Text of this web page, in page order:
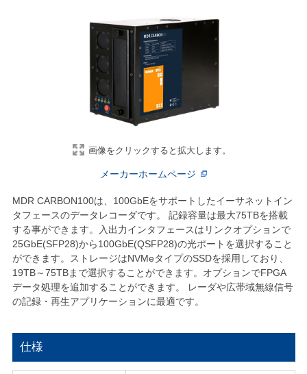
画像をクリックすると拡大します。
メーカーホームページ
MDR CARBON100は、100GbEをサポートしたイーサネットイン
タフェースのデータレコーダです。 記録容量は最大75TBを搭載
する事ができます。入出力インタフェースはリンクオプションで
25GbE(SFP28)から100GbE(QSFP28)の光ポートを選択すること
ができます。ストレージはNVMeタイプのSSDを採用しており、
19TB～75TBまで選択することができます。オプションでFPGA
データ処理を追加することができます。 レーダや広帯域無線信号
の記録・再生アプリケーションに最適です。
仕様